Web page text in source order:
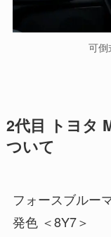
可倒
2代目 トヨタ
ついて
フォースブルー
発色 ＜8Y7＞